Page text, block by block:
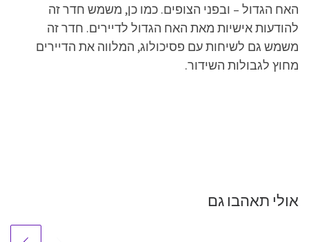
האח הגדול – ובפני הצופים. כמו כן, משמש חדר זה
להודעות אישיות מאת האח הגדול לדיירים. חדר זה
משמש גם לשיחות עם פסיכולוג, המלווה את הדיירים
מחוץ לגבולות השידור.
אולי תאהבו גם